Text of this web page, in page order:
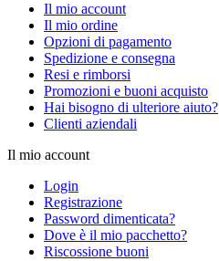
Il mio account
Il mio ordine
Opzioni di pagamento
Spedizione e consegna
Resi e rimborsi
Promozioni e buoni acquisto
Hai bisogno di ulteriore aiuto?
Clienti aziendali
Il mio account
Login
Registrazione
Password dimenticata?
Dove è il mio pacchetto?
Riscossione buoni